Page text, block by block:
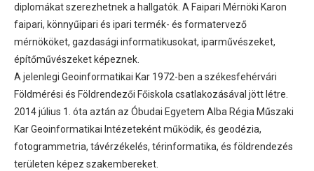
diplomákat szerezhetnek a hallgatók. A Faipari Mérnöki Karon
faipari, könnyűipari és ipari termék- és formatervező
mérnököket, gazdasági informatikusokat, iparművészeket,
építőművészeket képeznek.
A jelenlegi Geoinformatikai Kar 1972-ben a székesfehérvári
Földmérési és Földrendezői Főiskola csatlakozásával jött létre.
2014 július 1. óta aztán az Óbudai Egyetem Alba Régia Műszaki
Kar Geoinformatikai Intézeteként működik, és geodézia,
fotogrammetria, távérzékelés, térinformatika, és földrendezés
területen képez szakembereket.